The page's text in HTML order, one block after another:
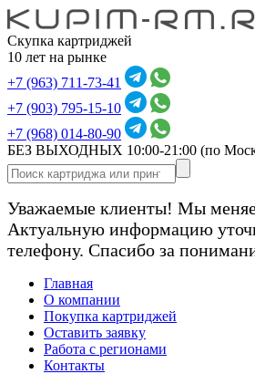
Скупка картриджей
10 лет на рынке
+7 (963) 711-73-41
+7 (903) 795-15-10
+7 (968) 014-80-90
БЕЗ ВЫХОДНЫХ 10:00-21:00 (по
Уважаемые клиенты! Мы
Актуальную информацию
телефону. Спасибо за
Главная
О компании
Покупка картриджей
Оставить заявку
Работа с регионами
Контакты